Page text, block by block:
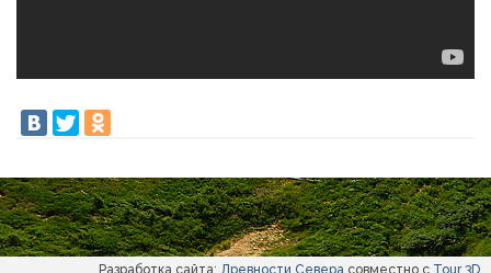
Разработка сайта: Древности Севера совместно с Tour 3D